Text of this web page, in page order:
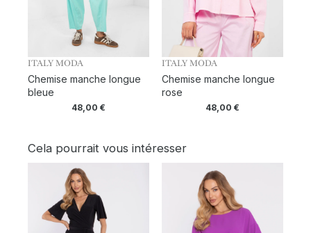
ITALY MODA
Chemise manche longue
bleue
48,00€
ITALY MODA
Chemise manche longue
rose
48,00 €
Cela pourrait vous intéresser